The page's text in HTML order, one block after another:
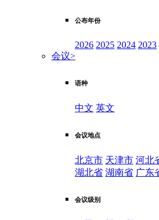
公布年份
2026 2025 2024 2023
会议>
语种
中文 英文
会议地点
北京市 天津市 河北
湖北省 湖南省 广东
会议级别